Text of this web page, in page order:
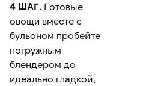
4 ШАГ. Готовые
овощи вместе с
бульоном пробейте
погружным
блендером до
идеально гладкой,